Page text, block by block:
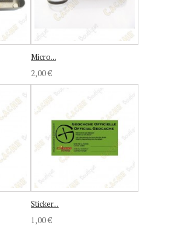
Micro...
2,00 €
Sticker...
1,00 €